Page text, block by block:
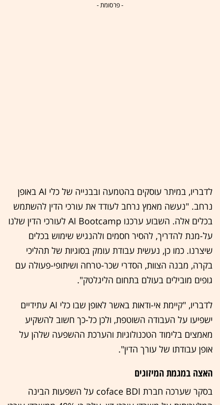
- פרסומת -
לדבריו, במיתר עוסקים בהטמעה ובבנייה של כלי AI באופן
נרחב. "נעשה מאמץ נרחב לעודד את עורכי הדין להשתמש
בכלים אלה. השבוע ערכנו AI Bootcamp לעורכי הדין שלנו
על-מנת להדריך, להסיר חסמים ולהנגיש שימוש בכלים
שיצרנו. כמו כן, נעשית עבודת עומק בסוגיות של תהליכי
בקרה, מבנה הצוות, הסדרי שכר-טרחה ושיתופי-פעולה עם
גופים מובילים בעולם בתחום הליגלטק".
לדבריו, "קיימת אי-ודאות באשר לאופן שבו כלי AI עתידיים
ישפיעו על העבודה השוטפת, ולכן כל-כך חשוב להשקיע
מאמצים בלימוד הטכנולוגיות והערכת ההשפעה שלהן על
אופן עבודתו של עורך הדין".
האצה במגמת המיזוגים
בסקר שערכה חברת coface BDI על השפעות הבינה